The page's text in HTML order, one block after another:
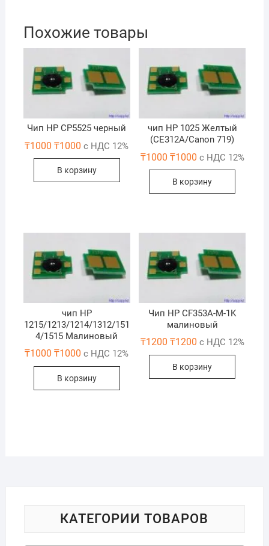
Похожие товары
Чип HP CP5525 черный
₸1000 ₸1000 с НДС 12%
В корзину
чип НР 1025 Желтый
(СЕ312A/Canon 719)
₸1000 ₸1000 с НДС 12%
В корзину
чип НР
1215/1213/1214/1312/151
4/1515 Maлиновый
₸1000 ₸1000 с НДС 12%
В корзину
Чип HP CF353A-M-1K
малиновый
₸1200 ₸1200 с НДС 12%
В корзину
КАТЕГОРИИ ТОВАРОВ